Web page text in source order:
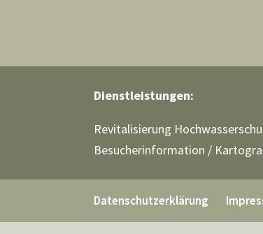
Dienstleistungen:
Revitalisierung
Besucherinformation /
Datenschutzerklärung